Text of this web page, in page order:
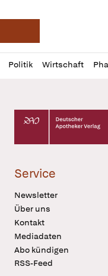
Deutsche
Politik Wirtschaft
Profil
öffnen
Daz
Pur
Deutscher
Service
Newsletter
Über uns
Kontakt
Mediadaten
Abo kündigen
RSS-Feed